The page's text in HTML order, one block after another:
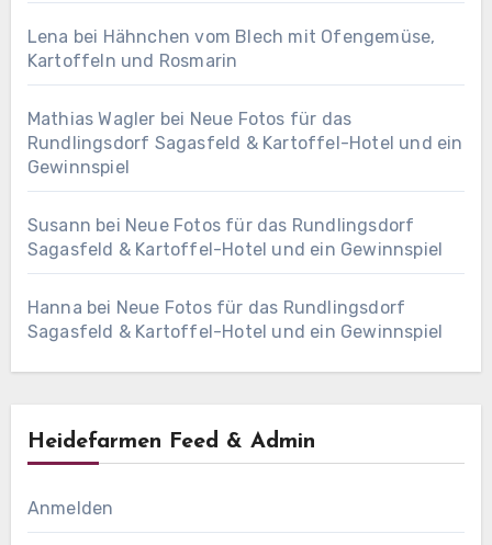
Lena bei Hähnchen vom Blech mit Ofengemüse,
Kartoffeln und Rosmarin
Mathias Wagler bei Neue Fotos für das
Rundlingsdorf Sagasfeld & Kartoffel-Hotel und ein
Gewinnspiel
Susann bei Neue Fotos für das Rundlingsdorf
Sagasfeld & Kartoffel-Hotel und ein Gewinnspiel
Hanna bei Neue Fotos für das Rundlingsdorf
Sagasfeld & Kartoffel-Hotel und ein Gewinnspiel
Heidefarmen Feed & Admin
Anmelden